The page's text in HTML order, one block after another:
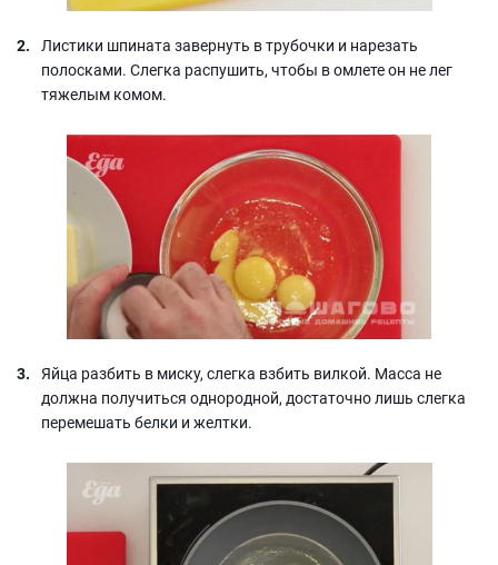
Листики шпината завернуть в трубочки и нарезать
полосками. Слегка распушить, чтобы в омлете он не лег
тяжелым комом.
Яйца разбить в миску, слегка взбить вилкой. Масса не
должна получиться однородной, достаточно лишь слегка
перемешать белки и желтки.